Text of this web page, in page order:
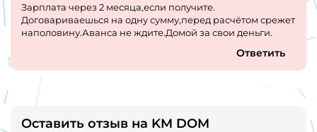
Зарплата через 2 месяца,если получите.
Договариваешься на одну сумму,перед расчётом срежет
наполовину.Аванса не ждите.Домой за свои деньги.
Ответить
Оставить отзыв на KM DOM